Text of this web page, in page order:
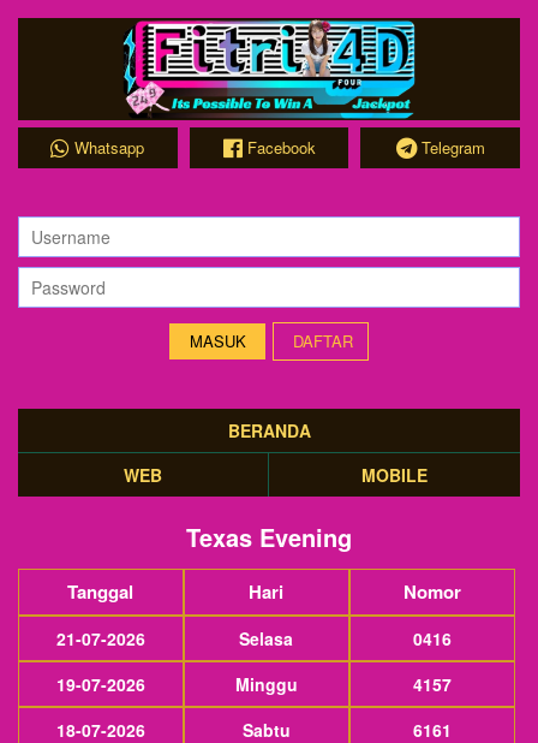
Whatsapp Facebook Telegram
DAFTAR
BERANDA
WEB
MOBILE
Texas Evening
Tanggal Hari Nomor
21-07-2026 Selasa
0416
19-07-2026
Minggu
4157
18-07-2026
Sabtu
6161